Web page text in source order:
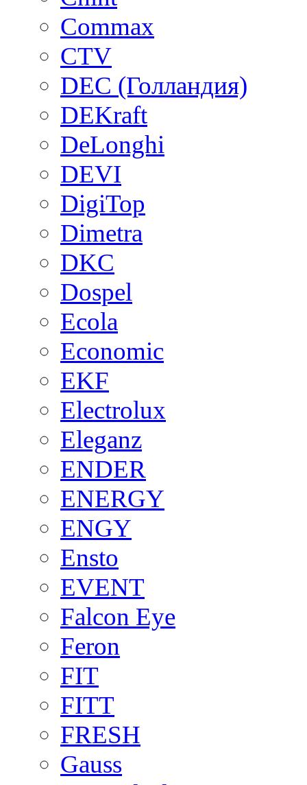
Commax
CTV
DEC (Голландия)
DEKraft
DeLonghi
DEVI
DigiTop
Dimetra
DKC
Dospel
Ecola
Economic
EKF
Electrolux
Eleganz
ENDER
ENERGY
ENGY
Ensto
EVENT
Falcon Eye
Feron
FIT
FITT
FRESH
Gauss